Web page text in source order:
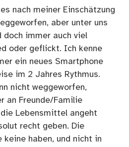
nach meiner Einschätzung
aber unter uns
doch immer auch viel
oder geflickt. Ich kenne
ein neues Smartphone
im 2 Jahres Rythmus.
nicht weggeworfen,
an Freunde/Familie
Lebensmittel angeht
recht geben. Die
keine haben, und nicht in